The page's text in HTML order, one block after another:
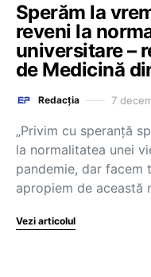
Sperăm la
reveni la
universitare –
de Medicină
Redacția 7
„Privim cu speranţă
la normalitatea unei
pandemie, dar facem
apropiem de această
Vezi articolul